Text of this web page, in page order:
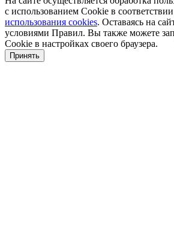
с использованием Cookie в
использования cookies. Оставаясь на
условиями Правил. Вы также можете
Cookie в настройках своего браузера.
Принять